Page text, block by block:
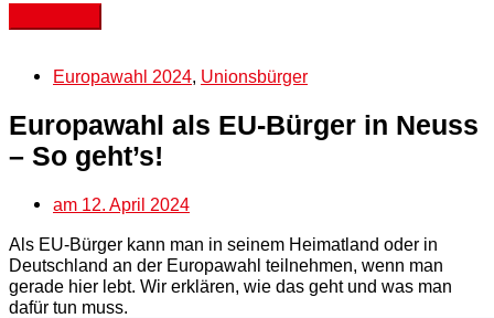
Europawahl 2024, Unionsbürger
Europawahl als EU-Bürger in Neuss
– So geht’s!
am 12. April 2024
Als EU-Bürger kann man in seinem Heimatland oder in
Deutschland an der Europawahl teilnehmen, wenn man
gerade hier lebt. Wir erklären, wie das geht und was man
dafür tun muss.